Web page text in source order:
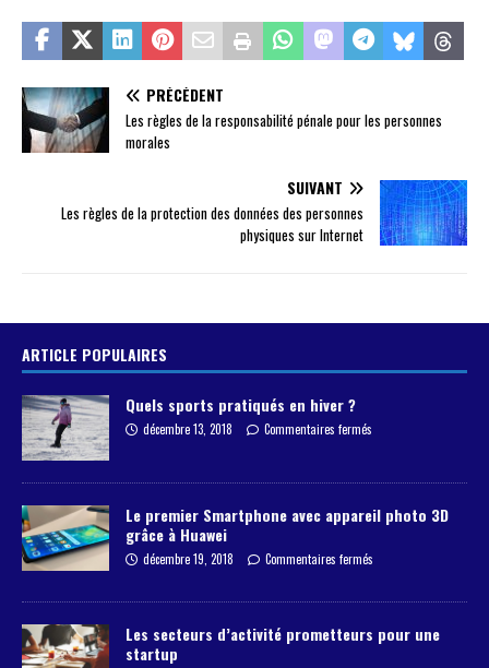
PRÉCÉDENT
Les règles de la responsabilité pénale pour les personnes
morales
SUIVANT
Les règles de la protection des données des personnes
physiques sur Internet
ARTICLE POPULAIRES
Quels sports pratiqués en hiver ?
décembre 13, 2018 Commentaires fermés
Le premier Smartphone avec appareil photo 3D
grâce à Huawei
décembre 19, 2018 Commentaires fermés
Les secteurs d’activité prometteurs pour une
startup